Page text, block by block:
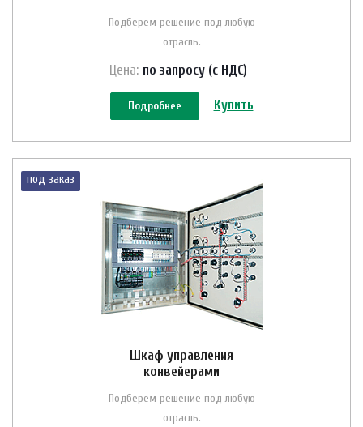
Подберем решение под любую
отрасль.
Цена: по запросу (с НДС)
Подробнее Купить
под заказ
Шкаф управления
конвейерами
Подберем решение под любую
отрасль.